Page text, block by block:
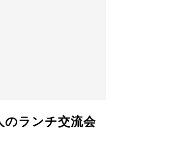
のランチ交流会